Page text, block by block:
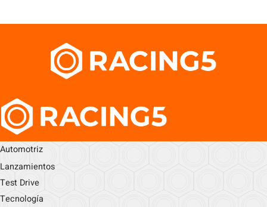
Automotriz
Lanzamientos
Test Drive
Tecnología